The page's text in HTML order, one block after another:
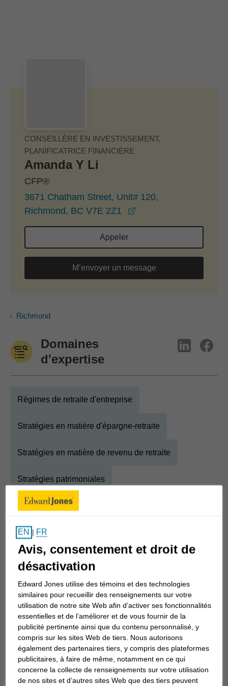
CONSEILLÈRE EN INVESTISSEMENT,
PLANIFICATRICE FINANCIÈRE
Amanda Y Li
CFP®
3671 Chatham Street, Unit# 120,
Richmond, BC V7E 2Z1
Appeler
M’envoyer un message
Richmond
Domaines
d'expertise
Régimes de retraite d'entreprise
Stratégies en matière d'épargne-retraite
Stratégies en matière de revenu de retraite
Stratégies patrimoniales
Stratégies relatives à la succession et au patrimoine
Planification intergénérationnelle
Afficher la biographie complète
Au cours de mes 22 dernières années à titre de
conseillère en investissement, j’ai cultivé une
passion profonde et constante pour la réussite des
gens. J’adore les voir atteindre leurs objectifs. Je
m’engage non seulement à gagner la confiance de
mes clients, mais aussi à la conserver au fil du
EN | FR
Avis, consentement et droit de
désactivation
Edward Jones utilise des témoins et des technologies
similaires pour recueillir des renseignements sur votre
utilisation de notre site Web afin d’activer ses fonctionnalités
essentielles et de l’améliorer et de vous fournir de la
publicité pertinente ainsi que du contenu personnalisé, y
compris sur les sites Web de tiers. Nous autorisons
également des partenaires tiers, y compris des plateformes
publicitaires, à faire de même, notamment en ce qui
concerne la collecte de renseignements sur votre utilisation
de nos sites et d’autres sites Web que des tiers peuvent